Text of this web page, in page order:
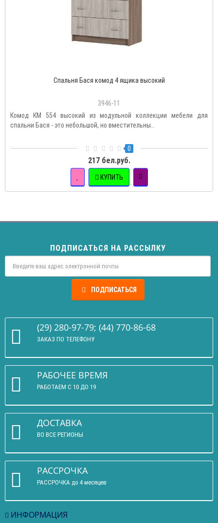
Спальня Бася комод 4 ящика высокий
3946-11
Комод КМ 554 высокий из модульной коллекции мебели для
спальни Бася - это небольшой, но вместительны..
0
217 бел.руб.
КУПИТЬ
ПОДПИСАТЬСЯ НА РАССЫЛКУ
ПОДПИСАТЬСЯ
(29) 280-97-79; (44) 770-86-68
ЗАКАЗ ПО ТЕЛЕФОНУ
РАБОЧЕЕ ВРЕМЯ
РАБОТАЕМ С 10 ДО 19
ДОСТАВКА
ВО ВСЕ РЕГИОНЫ
РАССРОЧКА
РАССРОЧКА до 4 месяцев
ИНФОРМАЦИЯ